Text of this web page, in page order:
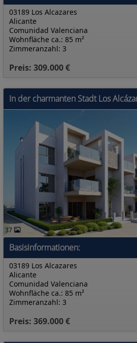
03189 Los Alcazares
Alicante
Comunidad Valenciana
Preis: 309.000 €
Wohnfläche ca.: 85 m²
Zimmeranzahl: 3
37
Basisinformationen:
03189 Los Alcazares
Alicante
Comunidad Valenciana
Preis: 369.000 €
Wohnfläche ca.: 85 m²
Zimmeranzahl: 3